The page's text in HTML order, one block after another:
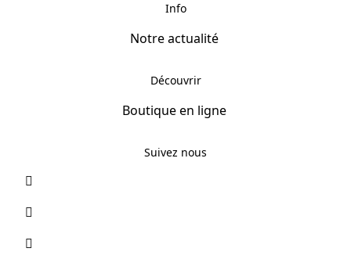
Info
Notre actualité
Découvrir
Boutique en ligne
Suivez nous